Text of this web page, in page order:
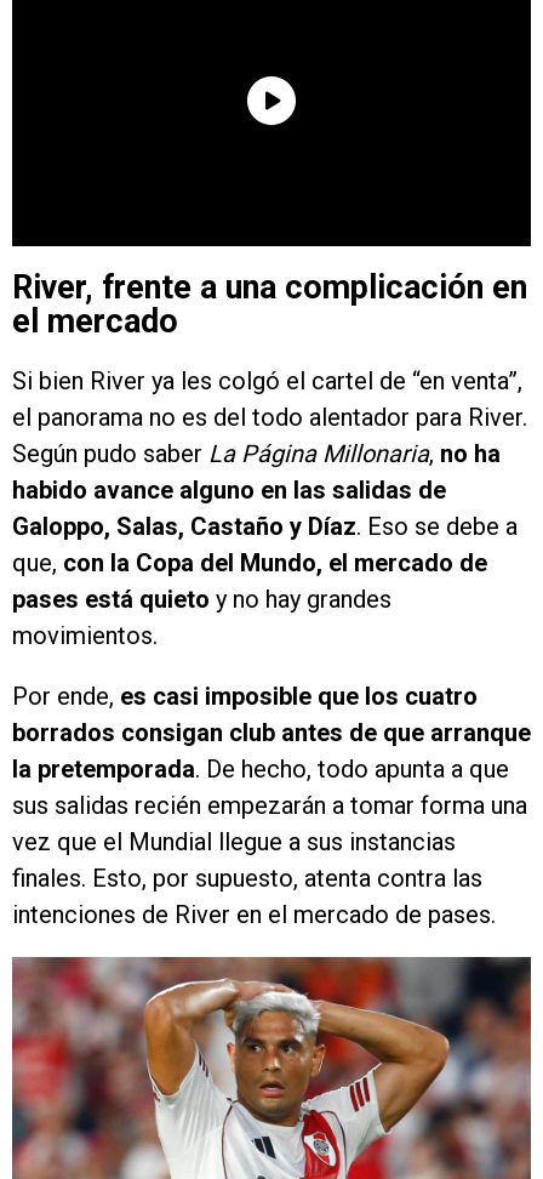
River, frente a una complicación en
el mercado
Si bien River ya les colgó el cartel de “en venta”,
el panorama no es del todo alentador para River.
Según pudo saber La Página Millonaria, no ha
habido avance alguno en las salidas de
Galoppo, Salas, Castaño y Díaz. Eso se debe a
que, con la Copa del Mundo, el mercado de
pases está quieto y no hay grandes
movimientos.
Por ende, es casi imposible que los cuatro
borrados consigan club antes de que arranque
la pretemporada. De hecho, todo apunta a que
sus salidas recién empezarán a tomar forma una
vez que el Mundial llegue a sus instancias
finales. Esto, por supuesto, atenta contra las
intenciones de River en el mercado de pases.